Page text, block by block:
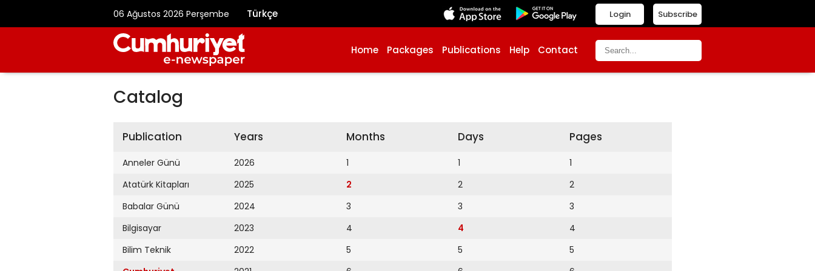
06 Ağustos 2026 Perşembe Türkçe Subscribe
Login
Home Packages Publications Help Contact
Catalog
Publication
Anneler Günü
Atatürk Kitapları
Babalar Günü
Bilgisayar
Bilim Teknik
Years
2026
2025
2024
2023
2022
Months
1
2
3
4
5
Days
1
2
3
4
5
Pages
1
2
3
4
5